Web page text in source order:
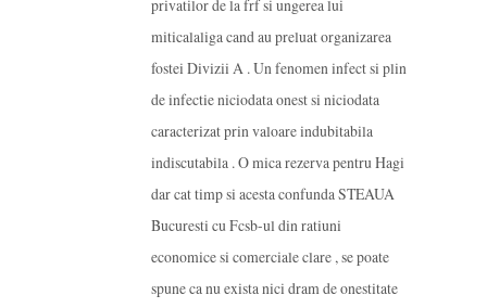
privatilor de la frf si ungerea lui
miticalaliga cand au preluat organizarea
fostei Divizii A . Un fenomen infect si plin
de infectie niciodata onest si niciodata
caracterizat prin valoare indubitabila
indiscutabila . O mica rezerva pentru Hagi
dar cat timp si acesta confunda STEAUA
Bucuresti cu Fcsb-ul din ratiuni
economice si comerciale clare , se poate
spune ca nu exista nici dram de onestitate